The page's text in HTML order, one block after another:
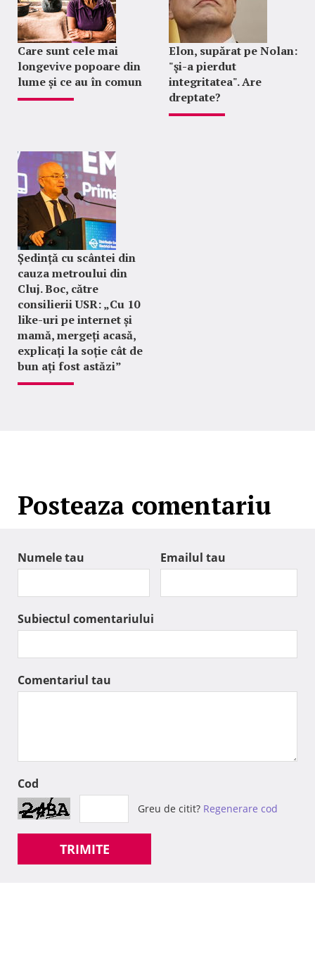
Care sunt cele mai
longevive popoare din
lume și ce au în comun
Elon, supărat pe Nolan:
"şi-a pierdut
integritatea". Are
dreptate?
Ședință cu scântei din
cauza metroului din
Cluj. Boc, către
consilierii USR: „Cu 10
like-uri pe internet și
mamă, mergeți acasă,
explicați la soție cât de
bun ați fost astăzi”
Posteaza comentariu
Numele tau Emailul tau
Subiectul comentariului
Comentariul tau
Cod
Greu de citit? Regenerare cod
TRIMITE